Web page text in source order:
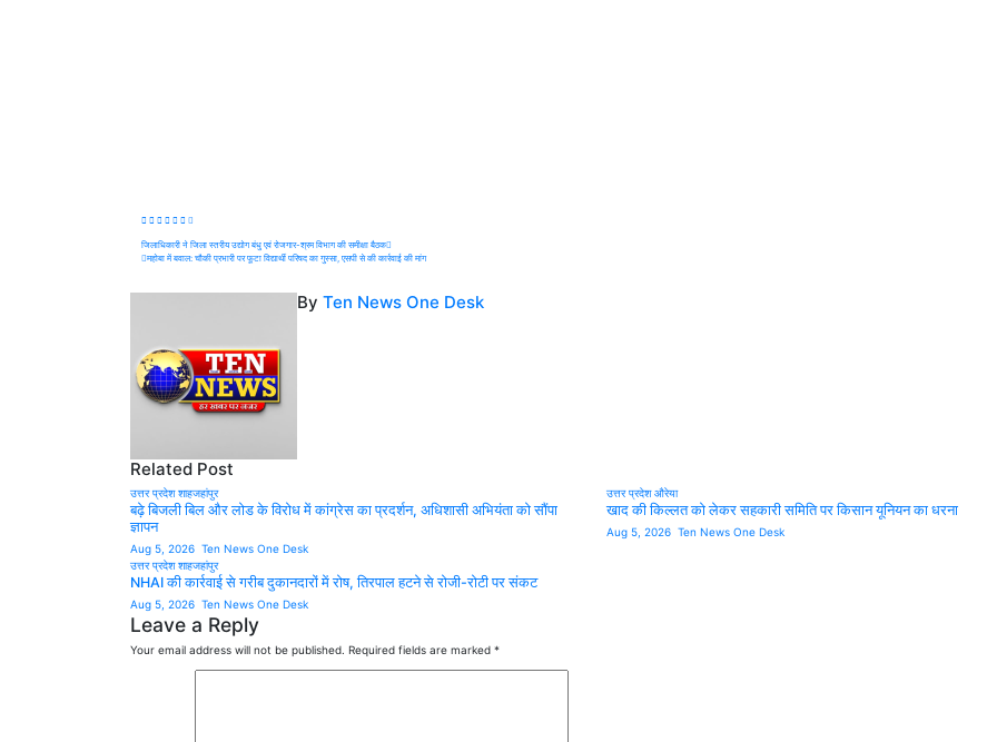
Post
जिलाधिकारी ने जिला स्तरीय उद्योग बंधु एवं रोजगार-श्रम विभाग की समीक्षा बैठक
महोबा में बवाल: चौकी प्रभारी पर फूटा विद्यार्थी परिषद का गुस्सा, एसपी से की कार्रवाई की मांग
By Ten News One Desk
Related Post
उत्तर प्रदेशशाहजहांपुर
बढ़े बिजली बिल और लोड के विरोध में कांग्रेस का प्रदर्शन, अधिशासी अभियंता को सौंपा
ज्ञापन
Aug 5, 2026 Ten News One Desk
उत्तर प्रदेशऔरेया
खाद की किल्लत को लेकर सहकारी समिति पर किसान यूनियन का धरना
Aug 5, 2026 Ten News One Desk
उत्तर प्रदेशशाहजहांपुर
NHAI की कार्रवाई से गरीब दुकानदारों में रोष, तिरपाल हटने से रोजी-रोटी पर संकट
Aug 5, 2026 Ten News One Desk
Leave a Reply
Your email address will not be published. Required fields are marked *